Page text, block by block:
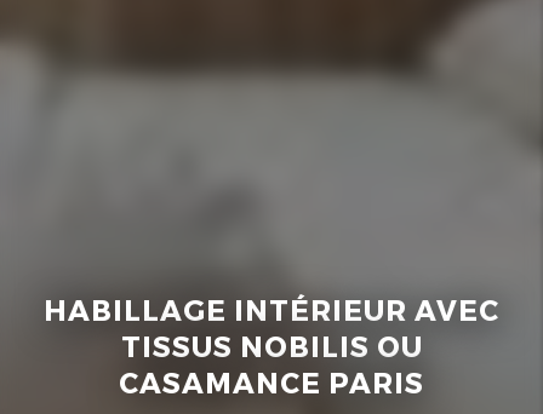
HABILLAGE INTÉRIEUR AVEC
TISSUS NOBILIS OU
CASAMANCE PARIS